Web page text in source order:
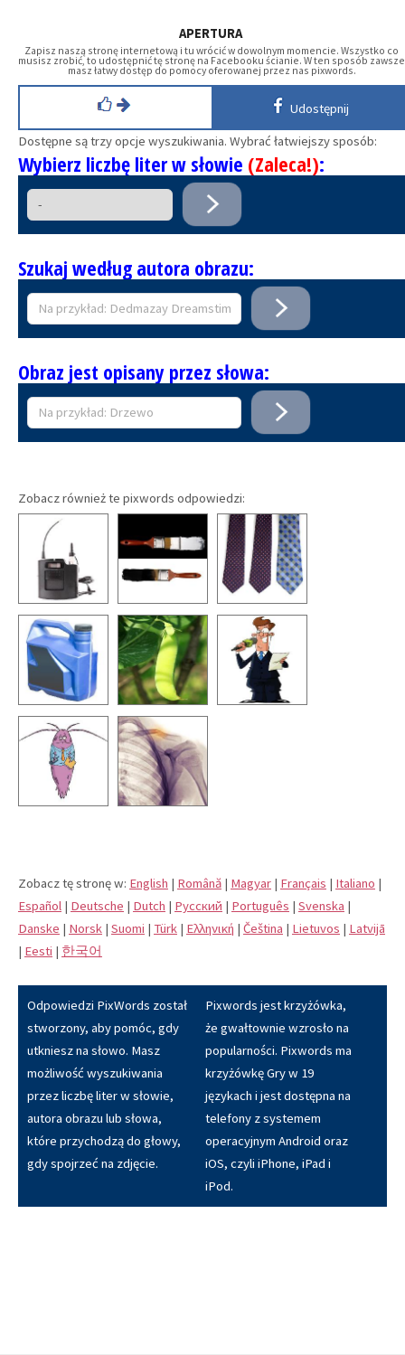
APERTURA
Zapisz naszą stronę internetową i tu wrócić w dowolnym momencie. Wszystko co
musisz zrobić, to udostępnić tę stronę na Facebooku ścianie. W ten sposób zawsze
masz łatwy dostęp do pomocy oferowanej przez nas pixwords.
Udostępnij
Dostępne są trzy opcje wyszukiwania. Wybrać łatwiejszy sposób:
Wybierz liczbę liter w słowie (Zaleca!):
Szukaj według autora obrazu:
Obraz jest opisany przez słowa:
Zobacz również te pixwords odpowiedzi:
Zobacz tę stronę w: English | Română | Magyar | Français | Italiano |
Español | Deutsche | Dutch | Pусский | Português | Svenska |
Danske | Norsk | Suomi | Türk | Eλληνική | Čeština | Lietuvos | Latvijā
| Eesti | 한국어
Odpowiedzi PixWords został
stworzony, aby pomóc, gdy
utkniesz na słowo. Masz
możliwość wyszukiwania
przez liczbę liter w słowie,
autora obrazu lub słowa,
które przychodzą do głowy,
gdy spojrzeć na zdjęcie.
Pixwords jest krzyżówka,
że gwałtownie wzrosło na
popularności. Pixwords ma
krzyżówkę Gry w 19
językach i jest dostępna na
telefony z systemem
operacyjnym Android oraz
iOS, czyli iPhone, iPad i
iPod.